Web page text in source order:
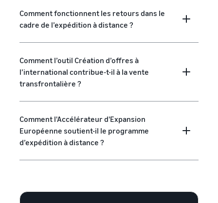
Comment fonctionnent les retours dans le
cadre de l’expédition à distance ?
Comment l’outil Création d’offres à
l’international contribue-t-il à la vente
transfrontalière ?
Comment l'Accélérateur d'Expansion
Européenne soutient-il le programme
d’expédition à distance ?